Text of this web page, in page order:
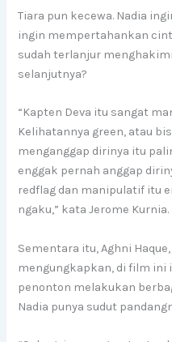
Tiara pun kecewa. Nadia
ingin mempertahankan
sudah terlanjur
selanjutnya?
“Kapten Deva itu sangat
Kelihatannya green, atau
menganggap dirinya itu
enggak pernah anggap
redflag dan manipulatif itu
ngaku,” kata Jerome Kurnia.
Sementara itu, Aghni
mengungkapkan, di film ini
penonton melakukan
Nadia punya sudut